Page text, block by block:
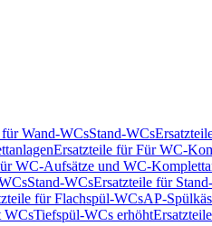
Wand-WCsStand-WCs
Ersatzteile für Für WC-
WC-Aufsätze und WC-
Stand-WCsErsatzteile für
für Flachspül-WCsAP-
WCsTiefspül-WCs erhöht